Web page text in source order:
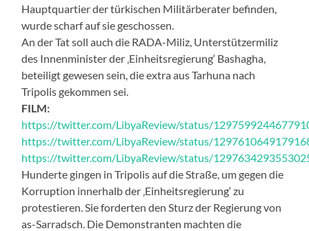
Hauptquartier der türkischen Militärberater befinden,
wurde scharf auf sie geschossen.
An der Tat soll auch die RADA-Miliz, Unterstützermiliz
des Innenminister der ‚Einheitsregierung‘ Bashagha,
beteiligt gewesen sein, die extra aus Tarhuna nach
Tripolis gekommen sei.
FILM:
https://twitter.com/LibyaReview/status/
https://twitter.com/LibyaReview/status/
https://twitter.com/LibyaReview/status/
Hunderte gingen in Tripolis auf die Straße, um gegen die
Korruption innerhalb der ‚Einheitsregierung‘ zu
protestieren. Sie forderten den Sturz der Regierung von
as-Sarradsch. Die Demonstranten machten die